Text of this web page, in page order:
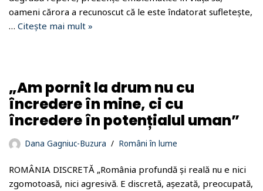
oameni cărora a recunoscut că le este îndatorat sufletește,
… Citește mai mult »
„Am pornit la drum nu cu
încredere în mine, ci cu
încredere în potențialul uman”
Dana Gagniuc-Buzura Români în lume
ROMÂNIA DISCRETĂ „România profundă și reală nu e nici
zgomotoasă, nici agresivă. E discretă, așezată, preocupată,